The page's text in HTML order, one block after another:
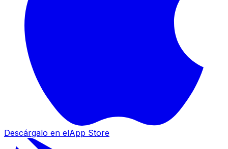
Descárgalo en elApp Store